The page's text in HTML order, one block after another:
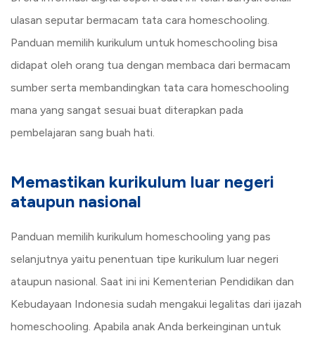
ulasan seputar bermacam tata cara homeschooling.
Panduan memilih kurikulum untuk homeschooling bisa
didapat oleh orang tua dengan membaca dari bermacam
sumber serta membandingkan tata cara homeschooling
mana yang sangat sesuai buat diterapkan pada
pembelajaran sang buah hati.
Memastikan kurikulum luar negeri
ataupun nasional
Panduan memilih kurikulum homeschooling yang pas
selanjutnya yaitu penentuan tipe kurikulum luar negeri
ataupun nasional. Saat ini ini Kementerian Pendidikan dan
Kebudayaan Indonesia sudah mengakui legalitas dari ijazah
homeschooling. Apabila anak Anda berkeinginan untuk